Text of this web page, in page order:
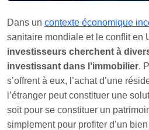
Dans un contexte économique
sanitaire mondiale et le conflit en
investisseurs cherchent à
investissant dans l’immobilier.
s’offrent à eux, l’achat d’une
l’étranger peut constituer une
soit pour se constituer un
simplement pour profiter d’un